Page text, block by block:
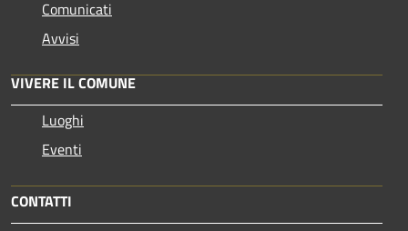
Comunicati
Avvisi
VIVERE IL COMUNE
Luoghi
Eventi
CONTATTI